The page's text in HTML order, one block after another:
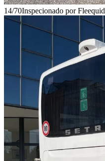
14/70Inspecionado por Fleequid